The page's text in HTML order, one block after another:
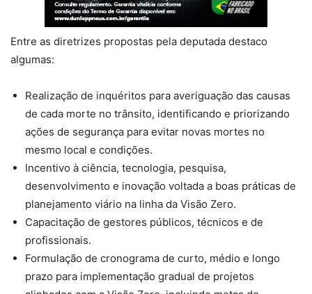
Entre as diretrizes propostas pela deputada destaco
algumas:
Realização de inquéritos para averiguação das causas
de cada morte no trânsito, identificando e priorizando
ações de segurança para evitar novas mortes no
mesmo local e condições.
Incentivo à ciência, tecnologia, pesquisa,
desenvolvimento e inovação voltada a boas práticas de
planejamento viário na linha da Visão Zero.
Capacitação de gestores públicos, técnicos e de
profissionais.
Formulação de cronograma de curto, médio e longo
prazo para implementação gradual de projetos